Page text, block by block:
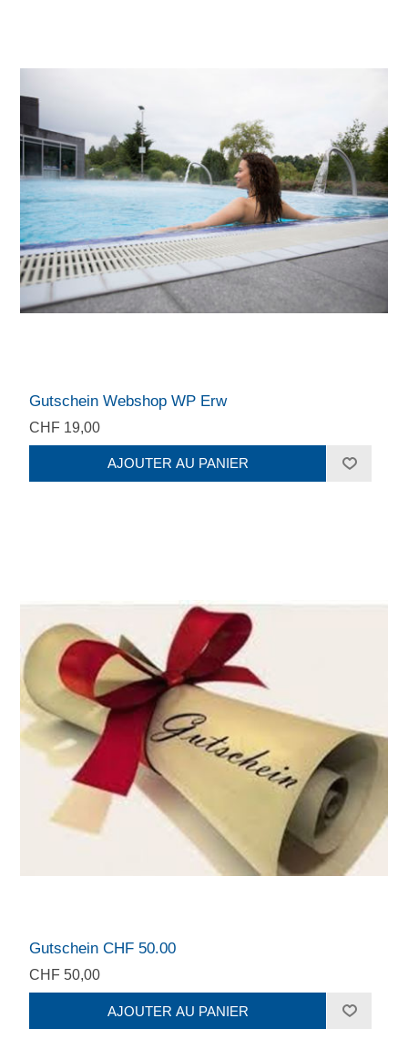
Gutschein Webshop WP Erw
CHF 19,00
Gutschein CHF 50.00
CHF 50,00